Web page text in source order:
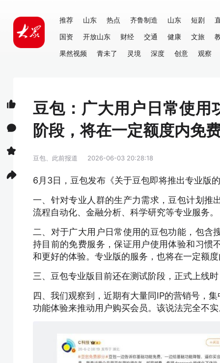
推荐 山东 热点 齐鲁制造 山东 短剧
国资
开放山东 财经 交通 健康 文旅
果然视频
青未了 灵境 深度 创意 观察
豆包：广大用户日常使用
阶段，将在一定额度内免
豆包、此前报道 2026-06-03 20:28:18
6月3日，豆包发布《关于豆包即将推出专业版
一、针对专业人群的生产力需求，豆包计划推
流程自动化、金融分析、科学研究等专业服务。
二、对于广大用户日常使用的豆包功能，包含
持目前的免费服务，保证用户使用体验和习惯
和更好的体验。专业版的服务，也将在一定额
三、豆包专业版目前还在测试阶段，正式上线
四、我们观察到，近期有大量同IP的营销号，
功能体验来推动用户购买会员。该说法完全不